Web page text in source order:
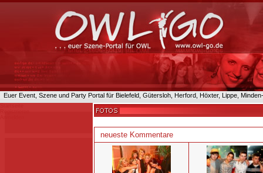
Euer Event, Szene und Party Portal für Bielefeld, Gütersloh, Herford, Höxter, Lippe,
neueste Kommentare